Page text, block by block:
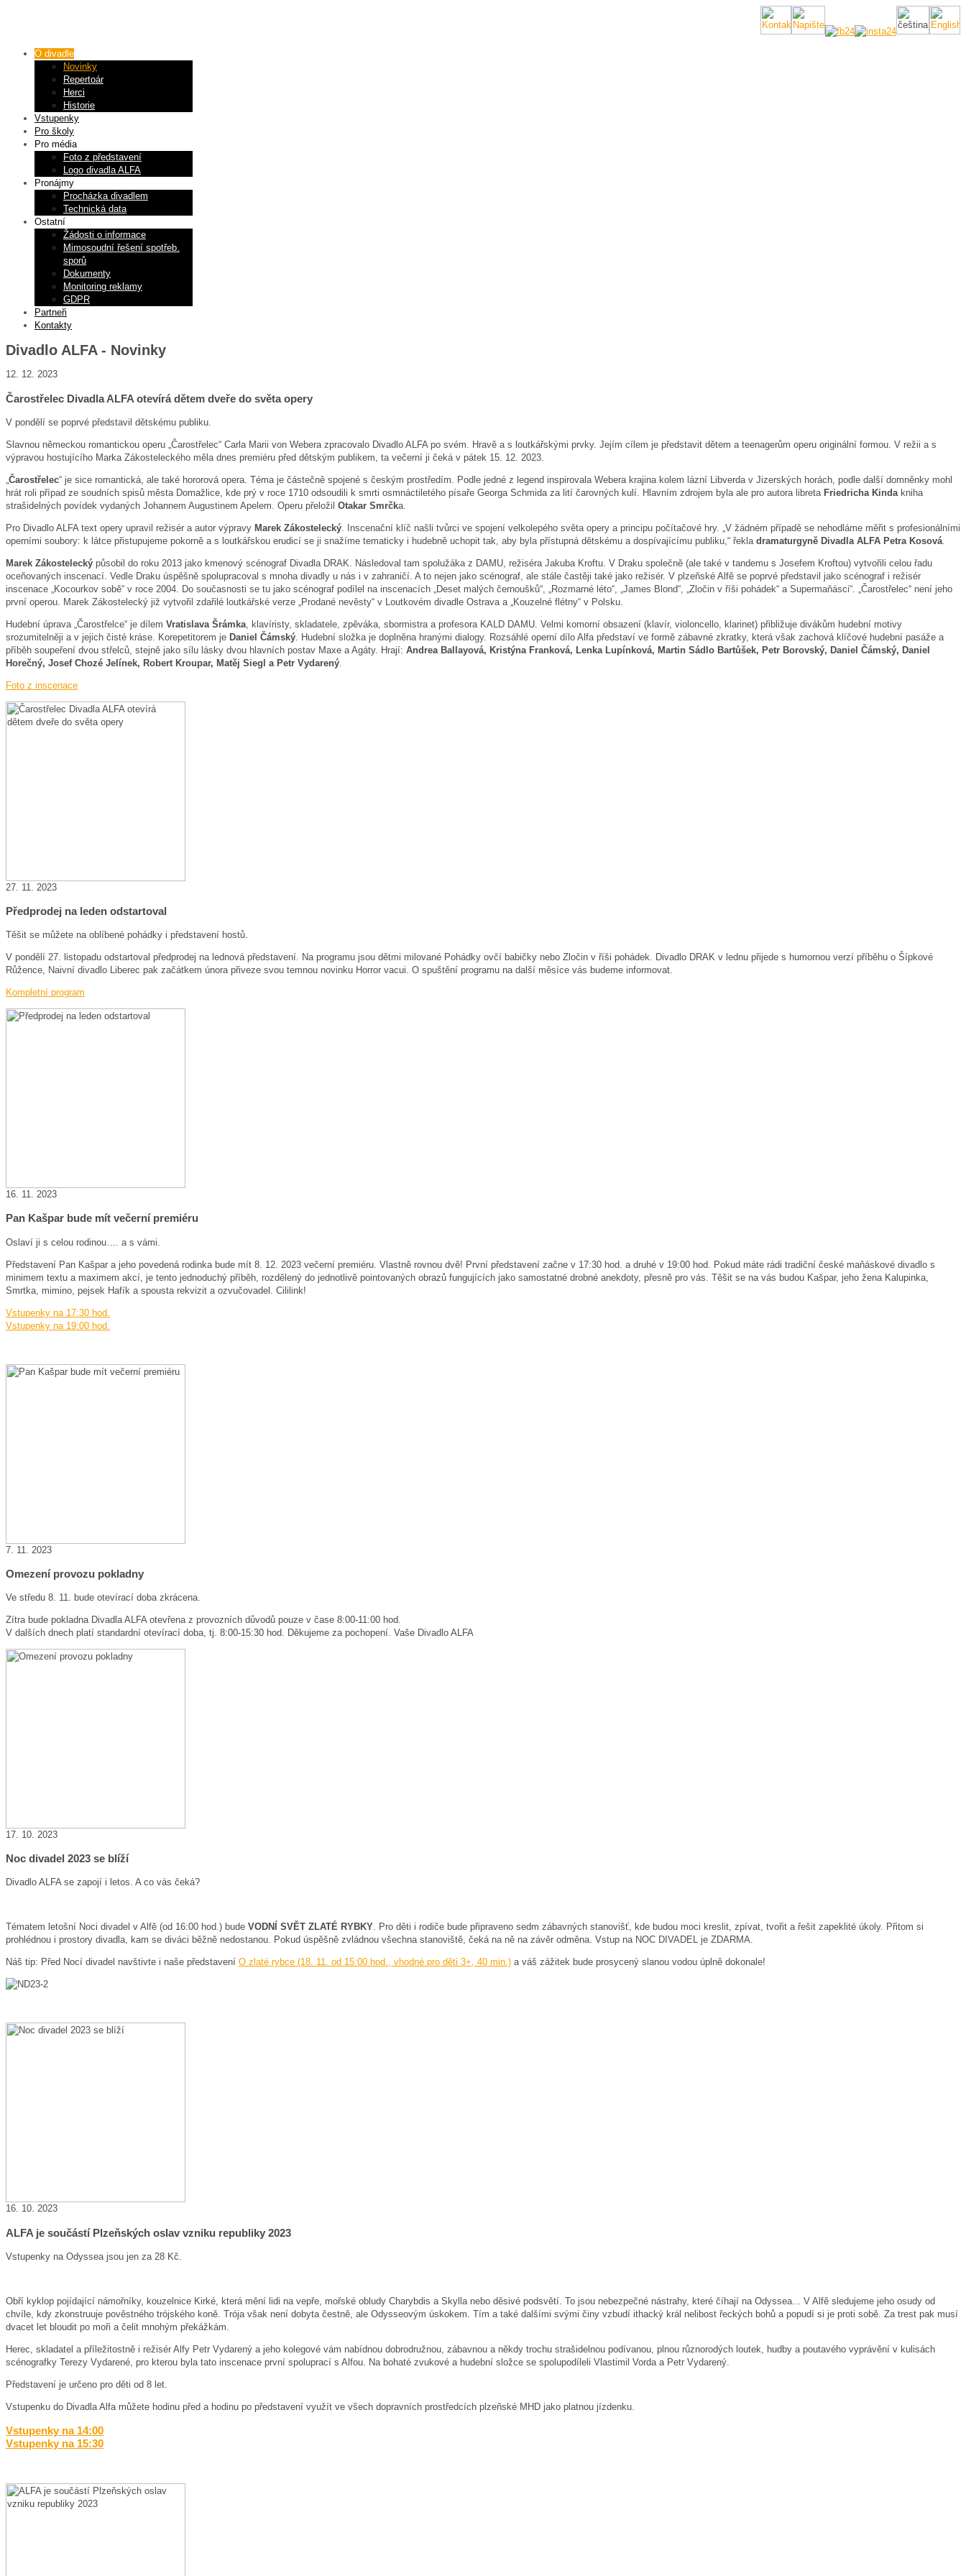
O divadle
Novinky
Repertoár
Herci
Historie
Vstupenky
Pro školy
Pro média
Foto z představení
Logo divadla ALFA
Pronájmy
Procházka divadlem
Technická data
Ostatní
Žádosti o informace
Mimosoudní řešení spotřeb.
sporů
Dokumenty
Monitoring reklamy
GDPR
Partneři
Kontakty
Divadlo ALFA - Novinky
12. 12. 2023
Čarostřelec Divadla ALFA otevírá dětem dveře do světa opery
V pondělí se poprvé představil dětskému publiku.
Slavnou německou romantickou operu „Čarostřelec“ Carla Marii von Webera zpracovalo Divadlo ALFA po svém. Hravě a s loutkářskými prvky. Jejím cílem je představit dětem a teenagerům operu originální formou. V režii a s
výpravou hostujícího Marka Zákosteleckého měla dnes premiéru před dětským publikem, ta večerní ji čeká v pátek 15. 12. 2023.
Čarostřelec“ je sice romantická, ale také hororová opera. Téma je částečně spojené s českým prostředím. Podle jedné z legend inspirovala Webera krajina kolem lázní Libverda v Jizerských horách, podle další domněnky mohl
hrát roli případ ze soudních spisů města Domažlice, kde prý v roce 1710 odsoudili k smrti osmnáctiletého písaře Georga Schmida za lití čarovných kulí. Hlavním zdrojem byla ale pro autora libreta Friedricha Kinda kniha
strašidelných povídek vydaných Johannem Augustinem Apelem. Operu přeložil Otakar Smrčka.
Pro Divadlo ALFA text opery upravil režisér a autor výpravy Marek Zákostelecký . Inscenační klíč našli tvůrci ve spojení velkolepého světa opery a principu počítačové hry. „V žádném případě se nehodláme měřit s profesionálními
operními soubory: k látce přistupujeme pokorně a s loutkářskou erudicí se ji snažíme tematicky i hudebně uchopit tak, aby byla přístupná dětskému a dospívajícímu publiku,“ řekla dramaturgyně Divadla ALFA Petra Kosová
Marek Zákostelecký působil do roku 2013 jako kmenový scénograf Divadla DRAK. Následoval tam spolužáka z DAMU, režiséra Jakuba Kroftu. V Draku společně (ale také v tandemu s Josefem Kroftou) vytvořili celou řadu
oceňovaných inscenací. Vedle Draku úspěšně spolupracoval s mnoha divadly u nás i v zahraničí. A to nejen jako scénograf, ale stále častěji také jako režisér. V plzeňské Alfě se poprvé představil jako scénograf i režisér
inscenace „Kocourkov sobě“ v roce 2004. Do současnosti se tu jako scénograf podílel na inscenacích „Deset malých černoušků“, „Rozmarné léto“, „James Blond“, „Zločin v říši pohádek“ a Supermaňásci“. „Čarostřelec“ není jeho
první operou. Marek Zákostelecký již vytvořil zdařilé loutkářské verze „Prodané nevěsty“ v Loutkovém divadle Ostrava a „Kouzelné flétny“ v Polsku.
Hudební úprava „Čarostřelce“ je dílem Vratislava Šrámka , klavíristy, skladatele, zpěváka, sbormistra a profesora KALD DAMU. Velmi komorní obsazení (klavír, violoncello, klarinet) přibližuje divákům hudební motivy
srozumitelněji a v jejich čisté kráse. Korepetitorem je Daniel Čámský . Hudební složka je doplněna hranými dialogy. Rozsáhlé operní dílo Alfa představí ve formě zábavné zkratky, která však zachová klíčové hudební pasáže a
příběh soupeření dvou střelců, stejně jako sílu lásky dvou hlavních postav Maxe a Agáty. Hrají: Andrea Ballayová, Kristýna Franková, Lenka Lupínková, Martin Sádlo Bartůšek, Petr Borovský, Daniel Čámský, Daniel
Horečný, Josef Chozé Jelínek, Robert Kroupar, Matěj Siegl a Petr Vydarený
Foto z inscenace
27. 11. 2023
Předprodej na leden odstartoval
Těšit se můžete na oblíbené pohádky i představení hostů.
V pondělí 27. listopadu odstartoval předprodej na lednová představení. Na programu jsou dětmi milované Pohádky ovčí babičky nebo Zločin v říši pohádek. Divadlo DRAK v lednu přijede s humornou verzí příběhu o Šípkové
Růžence, Naivní divadlo Liberec pak začátkem února přiveze svou temnou novinku Horror vacui. O spuštění programu na další měsíce vás budeme informovat.
Kompletní program
16. 11. 2023
Pan Kašpar bude mít večerní premiéru
Oslaví ji s celou rodinou…. a s vámi.
Představení Pan Kašpar a jeho povedená rodinka bude mít 8. 12. 2023 večerní premiéru. Vlastně rovnou dvě! První představení začne v 17:30 hod. a druhé v 19:00 hod. Pokud máte rádi tradiční české maňáskové divadlo s
minimem textu a maximem akcí, je tento jednoduchý příběh, rozdělený do jednotlivě pointovaných obrazů fungujících jako samostatné drobné anekdoty, přesně pro vás. Těšit se na vás budou Kašpar, jeho žena Kalupinka,
Smrtka, mimino, pejsek Hafík a spousta rekvizit a ozvučovadel. Cililink!
Vstupenky na 17:30 hod.
Vstupenky na 19:00 hod.
7. 11. 2023
Omezení provozu pokladny
Ve středu 8. 11. bude otevírací doba zkrácena.
Zítra bude pokladna Divadla ALFA otevřena z provozních důvodů pouze v čase 8:00-11:00 hod.
V dalších dnech platí standardní otevírací doba, tj. 8:00-15:30 hod. Děkujeme za pochopení. Vaše Divadlo ALFA
17. 10. 2023
Noc divadel 2023 se blíží
Divadlo ALFA se zapojí i letos. A co vás čeká?
Tématem letošní Noci divadel v Alfě (od 16:00 hod.) bude VODNÍ SVĚT ZLATÉ RYBKY. Pro děti i rodiče bude připraveno sedm zábavných stanovišť, kde budou moci kreslit, zpívat, tvořit a řešit zapeklité úkoly. Přitom si
prohlédnou i prostory divadla, kam se diváci běžně nedostanou. Pokud úspěšně zvládnou všechna stanoviště, čeká na ně na závěr odměna. Vstup na NOC DIVADEL je ZDARMA.
Náš tip: Před Nocí divadel navštivte i naše představení O zlaté rybce (18. 11. od 15:00 hod., vhodné pro děti 3+, 40 min.) a váš zážitek bude prosycený slanou vodou úplně dokonale!
16. 10. 2023
ALFA je součástí Plzeňských oslav vzniku republiky 2023
Vstupenky na Odyssea jsou jen za 28 Kč.
Obří kyklop pojídající námořníky, kouzelnice Kirké, která mění lidi na vepře, mořské obludy Charybdis a Skylla nebo děsivé podsvětí. To jsou nebezpečné nástrahy, které číhají na Odyssea... V Alfě sledujeme jeho osudy od
chvíle, kdy zkonstruuje pověstného trójského koně. Trója však není dobyta čestně, ale Odysseovým úskokem. Tím a také dalšími svými činy vzbudí ithacký král nelibost řeckých bohů a popudí si je proti sobě. Za trest pak musí
dvacet let bloudit po moři a čelit mnohým překážkám.
Herec, skladatel a příležitostně i režisér Alfy Petr Vydarený a jeho kolegové vám nabídnou dobrodružnou, zábavnou a někdy trochu strašidelnou podívanou, plnou různorodých loutek, hudby a poutavého vyprávění v kulisách
scénografky Terezy Vydarené, pro kterou byla tato inscenace první spoluprací s Alfou. Na bohaté zvukové a hudební složce se spolupodíleli Vlastimil Vorda a Petr Vydarený.
Představení je určeno pro děti od 8 let.
Vstupenku do Divadla Alfa můžete hodinu před a hodinu po představení využít ve všech dopravních prostředcích plzeňské MHD jako platnou jízdenku.
Vstupenky na 14:00
Vstupenky na 15:30